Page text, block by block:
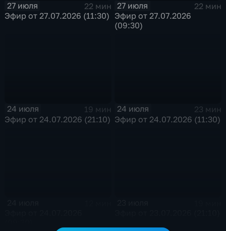
27 июля
22 мин
Эфир от 27.07.2026 (11:30)
27 июля
22 мин
Эфир от 27.07.2026
(09:30)
24 июля
19 мин
Эфир от 24.07.2026 (21:10)
24 июля
23 мин
Эфир от 24.07.2026 (11:30)